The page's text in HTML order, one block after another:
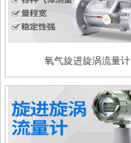
氧气旋进旋涡流量计